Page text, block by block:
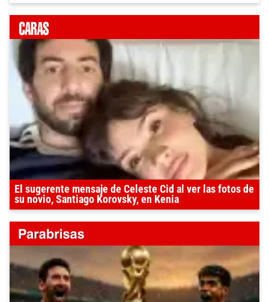
El sugerente mensaje de Celeste Cid al ver las fotos de
su novio, Santiago Korovsky, en Kenia